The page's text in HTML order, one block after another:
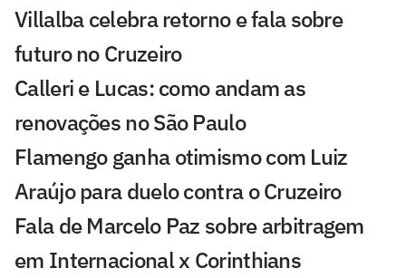
Villalba celebra retorno e fala sobre
futuro no Cruzeiro
Calleri e Lucas: como andam as
renovações no São Paulo
Flamengo ganha otimismo com Luiz
Araújo para duelo contra o Cruzeiro
Fala de Marcelo Paz sobre arbitragem
em Internacional x Corinthians